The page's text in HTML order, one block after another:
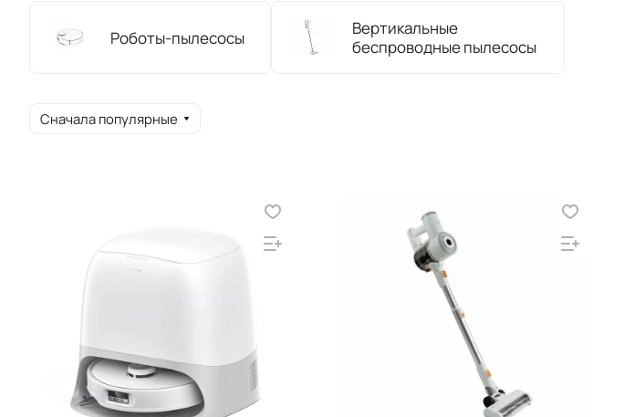
Роботы-пылесосы
Вертикальные
беспроводные пылесосы
Сначала популярные